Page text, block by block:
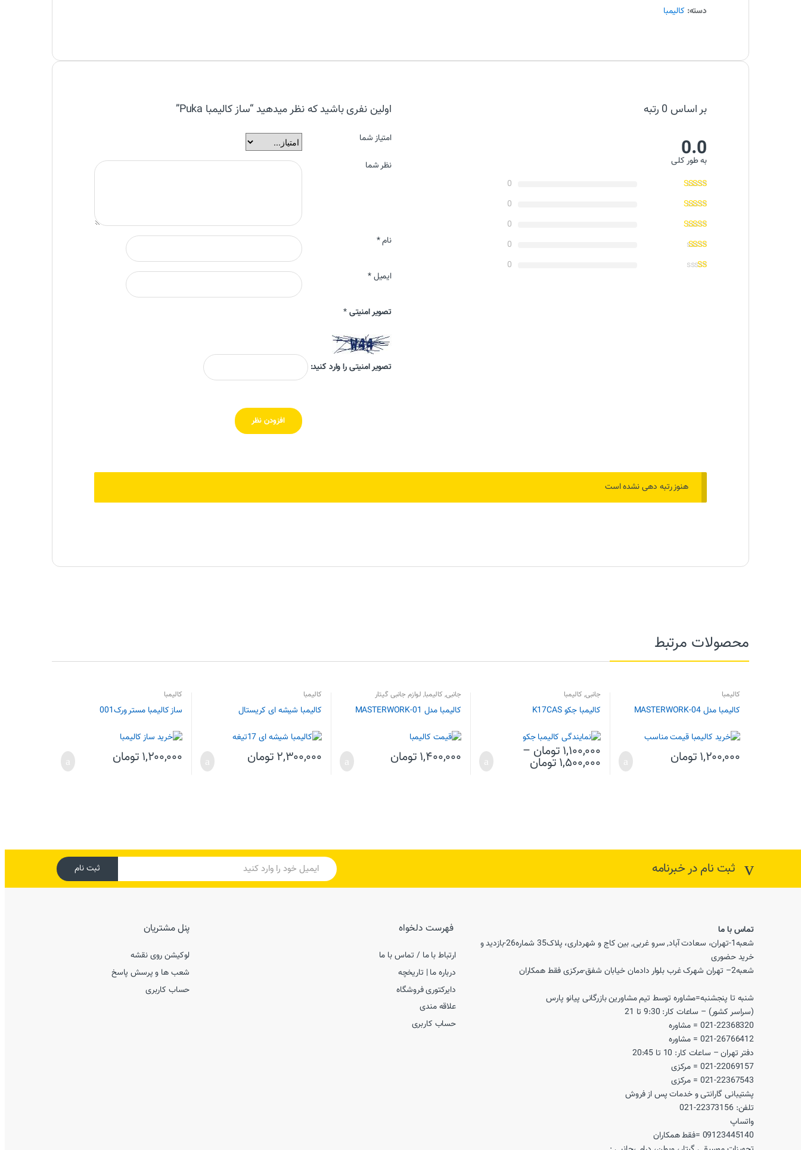
دسته: کالیمبا
بر اساس 0 رتبه
0.0
به طور کلی
0
0
0
0
0
اولین نفری باشید که نظر میدهید “ساز کالیمبا Puka”
امتیاز شما
نظر شما
نام*
ایمیل*
تصویر امنیتی*
تصویر امنیتی را وارد کنید:
هنوز رتبه دهی نشده است
محصولات مرتبط
کالیمبا
کالیمبا مدل MASTERWORK-04
۱,۲۰۰,۰۰۰تومان
جانبی, کالیمبا
کالیمبا جکو K17CAS
۱,۱۰۰,۰۰۰تومان –
۱,۵۰۰,۰۰۰تومان
جانبی, کالیمبا, لوازم جانبی گیتار
کالیمبا مدل MASTERWORK-01
۱,۴۰۰,۰۰۰تومان
کالیمبا
کالیمبا شیشه ای کریستال
۲,۳۰۰,۰۰۰تومان
کالیمبا
ساز کالیمبا مستر ورک001
۱,۲۰۰,۰۰۰تومان
ثبت نام در خبرنامه ثبت نام
تماس با ما
شعبه1-تهران، سعادت آباد, سرو غربی, بین کاج و شهرداری، پلاک35 شماره26-بازدید و
خرید حضوری
شعبه2– تهران شهرک غرب بلوار دادمان خیابان شفق-مرکزی فقط همکاران
شنبه تا پنجشنبه=مشاوره توسط تیم مشاورین بازرگانی پیانو پارس
(سراسر کشور) – ساعات کار: 9:30 تا 21
021-22368320 = مشاوره
021-26766412 = مشاوره
دفتر تهران – ساعات کار: 10 تا 20:45
021-22069157 = مرکزی
021-22367543 = مرکزی
پشتیبانی گارانتی و خدمات پس از فروش
تلفن: 22373156-021
واتساپ
09123445140 =فقط همکاران
فهرست دلخواه
ارتباط با ما / تماس با ما
درباره ما | تاریخچه
دایرکتوری فروشگاه
علاقه مندی
حساب کاربری
پنل مشتریان
لوکیشن روی نقشه
شعب ها و پرسش پاسخ
حساب کاربری